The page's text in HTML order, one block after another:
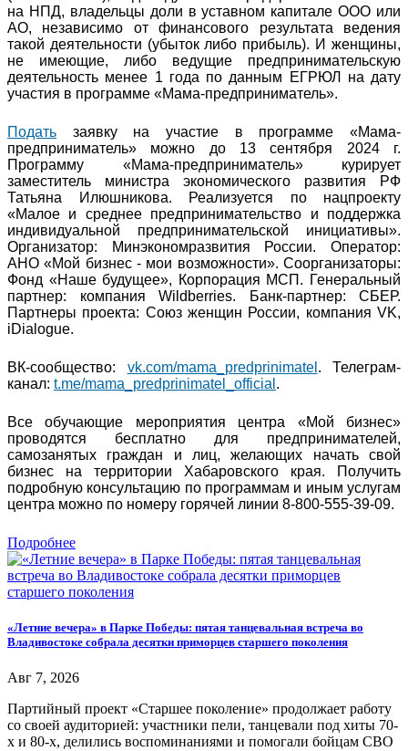
на НПД, владельцы доли в уставном капитале ООО или
АО, независимо от финансового результата ведения
такой деятельности (убыток либо прибыль). И женщины,
не имеющие, либо ведущие предпринимательскую
деятельность менее 1 года по данным ЕГРЮЛ на дату
участия в программе «Мама-предприниматель».
Подать заявку на участие в программе «Мама-
предприниматель» можно до 13 сентября 2024 г.
Программу «Мама-предприниматель» курирует
заместитель министра экономического развития РФ
Татьяна Илюшникова. Реализуется по нацпроекту
«Малое и среднее предпринимательство и поддержка
индивидуальной предпринимательской инициативы».
Организатор: Минэкономразвития России. Оператор:
АНО «Мой бизнес - мои возможности». Соорганизаторы:
Фонд «Наше будущее», Корпорация МСП. Генеральный
партнер: компания Wildberries. Банк-партнер: СБЕР.
Партнеры проекта: Союз женщин России, компания VK,
iDialogue.
ВК-сообщество: vk.com/mama_predprinimatel . Телеграм-
канал: t.me/mama_predprinimatel_official .
Все обучающие мероприятия центра «Мой бизнес»
проводятся бесплатно для предпринимателей,
самозанятых граждан и лиц, желающих начать свой
бизнес на территории Хабаровского края. Получить
подробную консультацию по программам и иным услугам
центра можно по номеру горячей линии 8-800-555-39-09.
Подробнее
«Летние вечера» в Парке Победы: пятая танцевальная встреча во
Владивостоке собрала десятки приморцев старшего поколения
Авг 7, 2026
Партийный проект «Старшее поколение» продолжает работу
со своей аудиторией: участники пели, танцевали под хиты 70-
х и 80-х, делились воспоминаниями и помогали бойцам СВО